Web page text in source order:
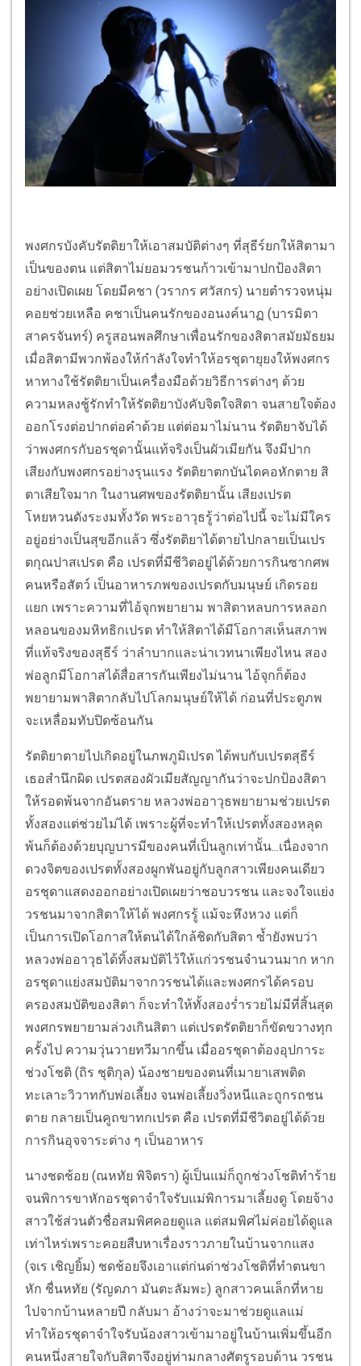
พงศกรบังคับรัตติยาให้เอาสมบัติต่างๆ ที่สุธีร์ยกให้สิตามา
เป็นของตน แต่สิตาไม่ยอมวรชนก้าวเข้ามาปกป้องสิตา
อย่างเปิดเผย โดยมีคชา (วรากร ศวัสกร) นายตำรวจหนุ่ม
คอยช่วยเหลือ คชาเป็นคนรักของอนงค์นาฏ (บารมิตา
สาครจันทร์) ครูสอนพลศึกษาเพื่อนรักของสิตาสมัยมัธยม
เมื่อสิตามีพวกพ้องให้กำลังใจทำให้อรชุดายุยงให้พงศกร
หาทางใช้รัตติยาเป็นเครื่องมือด้วยวิธีการต่างๆ ด้วย
ความหลงชู้รักทำให้รัตติยาบังคับจิตใจสิตา จนสายใจต้อง
ออกโรงต่อปากต่อคำด้วย แต่ต่อมาไม่นาน รัตติยาจับได้
ว่าพงศกรกับอรชุดานั้นแท้จริงเป็นผัวเมียกัน จึงมีปาก
เสียงกับพงศกรอย่างรุนแรง รัตติยาตกบันไดคอหักตาย สิ
ตาเสียใจมาก ในงานศพของรัตติยานั้น เสียงเปรต
โหยหวนดังระงมทั้งวัด พระอาวุธรู้ว่าต่อไปนี้ จะไม่มีใคร
อยู่อย่างเป็นสุขอีกแล้ว ซึ่งรัตติยาได้ตายไปกลายเป็นเปร
ตกุณปาสเปรต คือ เปรตที่มีชีวิตอยู่ได้ด้วยการกินซากศพ
คนหรือสัตว์ เป็นอาหารภพของเปรตกับมนุษย์ เกิดรอย
แยก เพราะความที่ไอ้จุกพยายาม พาสิตาหลบการหลอก
หลอนของมหิทธิกเปรต ทำให้สิตาได้มีโอกาสเห็นสภาพ
ที่แท้จริงของสุธีร์ ว่าลำบากและน่าเวทนาเพียงไหน สอง
พ่อลูกมีโอกาสได้สื่อสารกันเพียงไม่นาน ไอ้จุกก็ต้อง
พยายามพาสิตากลับไปโลกมนุษย์ให้ได้ ก่อนที่ประตูภพ
จะเหลื่อมทับปิดซ้อนกัน
รัตติยาตายไปเกิดอยู่ในภพภูมิเปรต ได้พบกับเปรตสุธีร์
เธอสำนึกผิด เปรตสองผัวเมียสัญญากันว่าจะปกป้องสิตา
ให้รอดพ้นจากอันตราย หลวงพ่ออาวุธพยายามช่วยเปรต
ทั้งสองแต่ช่วยไม่ได้ เพราะผู้ที่จะทำให้เปรตทั้งสองหลุด
พ้นก็ต้องด้วยบุญบารมีของคนที่เป็นลูกเท่านั้น...เนื่องจาก
ดวงจิตของเปรตทั้งสองผูกพันอยู่กับลูกสาวเพียงคนเดียว
อรชุดาแสดงออกอย่างเปิดเผยว่าชอบวรชน และจงใจแย่ง
วรชนมาจากสิตาให้ได้ พงศกรรู้ แม้จะหึงหวง แต่ก็
เป็นการเปิดโอกาสให้ตนได้ใกล้ชิดกับสิตา ซ้ำยังพบว่า
หลวงพ่ออาวุธได้ทิ้งสมบัติไว้ให้แก่วรชนจำนวนมาก หาก
อรชุดาแย่งสมบัติมาจากวรชนได้และพงศกรได้ครอบ
ครองสมบัติของสิตา ก็จะทำให้ทั้งสองร่ำรวยไม่มีที่สิ้นสุด
พงศกรพยายามล่วงเกินสิตา แต่เปรตรัตติยาก็ขัดขวางทุก
ครั้งไป ความวุ่นวายทวีมากขึ้น เมื่ออรชุดาต้องอุปการะ
ช่วงโชติ (ถิร ชุติกุล) น้องชายของตนที่เมายาเสพติด
ทะเลาะวิวาทกับพ่อเลี้ยง จนพ่อเลี้ยงวิ่งหนีและถูกรถชน
ตาย กลายเป็นคูถขาทกเปรต คือ เปรตที่มีชีวิตอยู่ได้ด้วย
การกินอุจจาระต่าง ๆ เป็นอาหาร
นางชดช้อย (ณหทัย พิจิตรา) ผู้เป็นแม่ก็ถูกช่วงโชติทำร้าย
จนพิการขาหักอรชุดาจำใจรับแม่พิการมาเลี้ยงดู โดยจ้าง
สาวใช้ส่วนตัวชื่อสมพิศคอยดูแล แต่สมพิศไม่ค่อยได้ดูแล
เท่าไหร่เพราะคอยสืบหาเรื่องราวภายในบ้านจากแสง
(จเร เชิญยิ้ม) ชดช้อยจึงเอาแต่ก่นด่าช่วงโชติที่ทำตนขา
หัก ชื่นหทัย (รัญดภา มันตะลัมพะ) ลูกสาวคนเล็กที่หาย
ไปจากบ้านหลายปี กลับมา อ้างว่าจะมาช่วยดูแลแม่
ทำให้อรชุดาจำใจรับน้องสาวเข้ามาอยู่ในบ้านเพิ่มขึ้นอีก
คนหนึ่งสายใจกับสิตาจึงอยู่ท่ามกลางศัตรูรอบด้าน วรชน